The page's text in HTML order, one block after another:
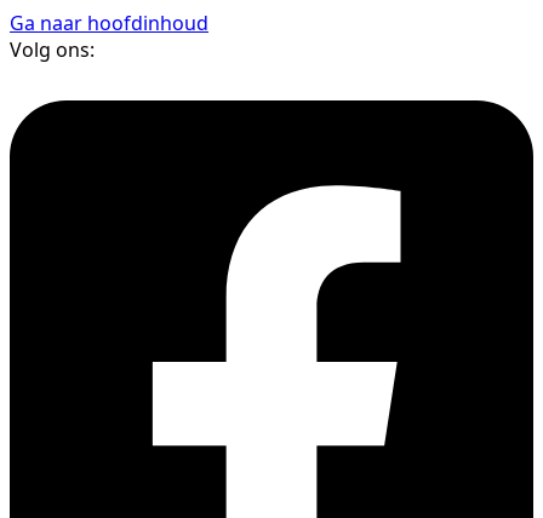
Ga naar hoofdinhoud
Volg ons: